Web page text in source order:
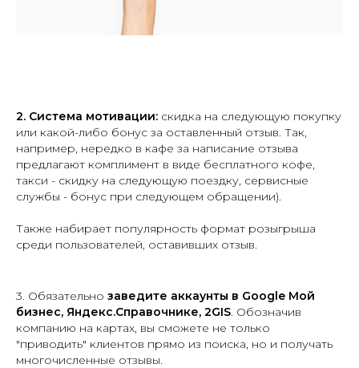
2. Система мотивации: скидка на следующую покупку
или какой-либо бонус за оставленный отзыв. Так,
например, нередко в кафе за написание отзыва
предлагают комплимент в виде бесплатного кофе,
такси - скидку на следующую поездку, сервисные
службы - бонус при следующем обращении).
Также набирает популярность формат розыгрыша
среди пользователей, оставивших отзыв.
3. Обязательно заведите аккаунты в Google Мой
бизнес, Яндекс.Справочнике, 2GIS. Обозначив
компанию на картах, вы сможете не только
"приводить" клиентов прямо из поиска, но и получать
многочисленные отзывы.